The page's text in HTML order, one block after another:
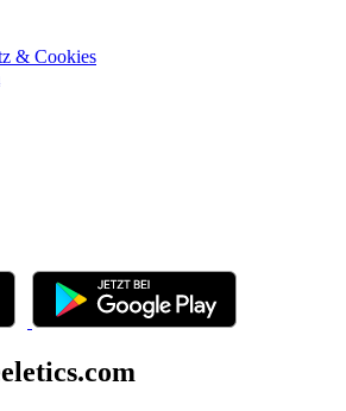
& Cookies